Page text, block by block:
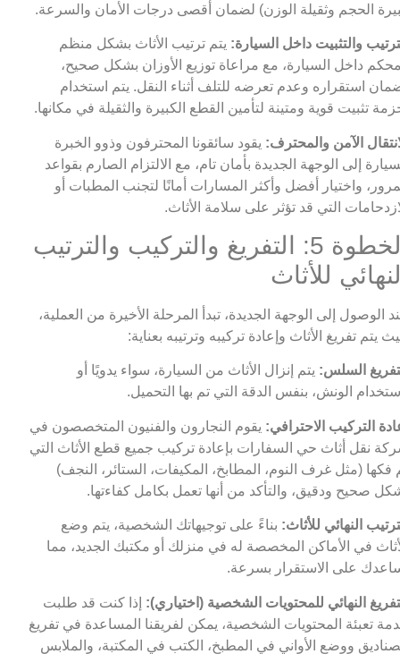
الحجم وثقيلة الوزن) لضمان أقصى درجات الأمان والسرعة.
والتثبيت داخل السيارة: يتم ترتيب الأثاث بشكل منظم
داخل السيارة، مع مراعاة توزيع الأوزان بشكل صحيح،
استقراره وعدم تعرضه للتلف أثناء النقل. يتم استخدام
تثبيت قوية ومتينة لتأمين القطع الكبيرة والثقيلة في مكانها.
الآمن والمحترف: يقود سائقونا المحترفون وذوو الخبرة
إلى الوجهة الجديدة بأمان تام، مع الالتزام الصارم بقواعد
واختيار أفضل وأكثر المسارات أمانًا لتجنب المطبات أو
التي قد تؤثر على سلامة الأثاث.
الخطوة 5: التفريغ والتركيب والترتيب
للأثاث
الوصول إلى الوجهة الجديدة، تبدأ المرحلة الأخيرة من العملية،
يتم تفريغ الأثاث وإعادة تركيبه وترتيبه بعناية:
السلس: يتم إنزال الأثاث من السيارة، سواء يدويًا أو
الونش، بنفس الدقة التي تم بها التحميل.
التركيب الاحترافي: يقوم النجارون والفنيون المتخصصون في
نقل أثاث حي السفارات بإعادة تركيب جميع قطع الأثاث التي
فكها (مثل غرف النوم، المطابخ، المكيفات، الستائر، النجف)
صحيح ودقيق، والتأكد من أنها تعمل بكامل كفاءتها.
النهائي للأثاث: بناءً على توجيهاتك الشخصية، يتم وضع
في الأماكن المخصصة له في منزلك أو مكتبك الجديد، مما
على الاستقرار بسرعة.
النهائي للمحتويات الشخصية (اختياري): إذا كنت قد طلبت
تعبئة المحتويات الشخصية، يمكن لفريقنا المساعدة في تفريغ
ووضع الأواني في المطبخ، الكتب في المكتبة، والملابس